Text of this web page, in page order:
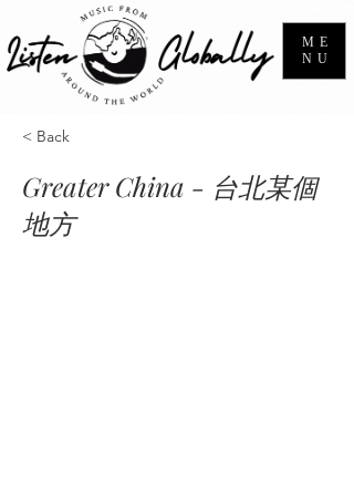
ME
NU
< Back
Greater China - 台北某個
地方